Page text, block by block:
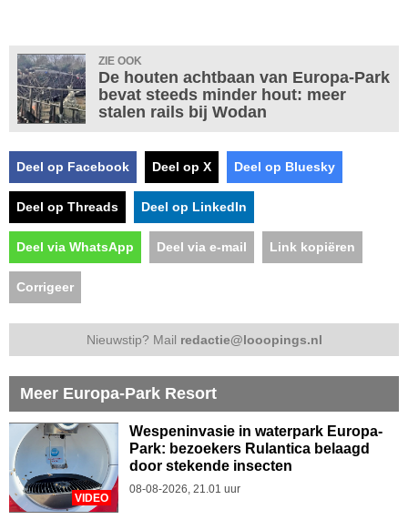
ZIE OOK
De houten achtbaan van Europa-Park
bevat steeds minder hout: meer
stalen rails bij Wodan
Deel op Facebook Deel op X Deel op Bluesky
Deel op Threads Deel op LinkedIn
Deel via WhatsApp Deel via e-mail Link kopiëren
Corrigeer
Nieuwstip? Mail redactie@looopings.nl
Meer Europa-Park Resort
VIDEO
Wespeninvasie in waterpark Europa-
Park: bezoekers Rulantica belaagd
door stekende insecten
08-08-2026, 21.01 uur